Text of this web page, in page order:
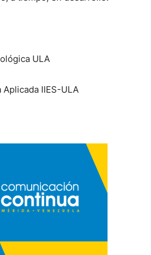
ULA
IIES-ULA